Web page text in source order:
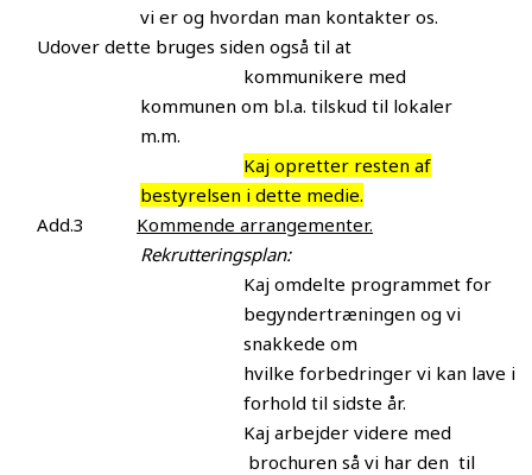
vi er og hvordan man kontakter os.
Udover dette bruges siden også til at
kommunikere med
kommunen om bl.a. tilskud til lokaler
m.m.
Kaj opretter resten af
bestyrelsen i dette medie.
Add.3 Kommende arrangementer.
Rekrutteringsplan:
Kaj omdelte programmet for
begyndertræningen og vi
snakkede om
hvilke forbedringer vi kan lave i
forhold til sidste år.
Kaj arbejder videre med
brochuren så vi har den til